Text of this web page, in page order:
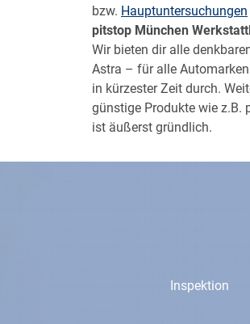
bzw. Hauptuntersuchungen
pitstop München
Wir bieten dir alle
Astra – für alle
in kürzester Zeit durch.
günstige Produkte wie z.B.
ist äußerst gründlich.
Inspektion